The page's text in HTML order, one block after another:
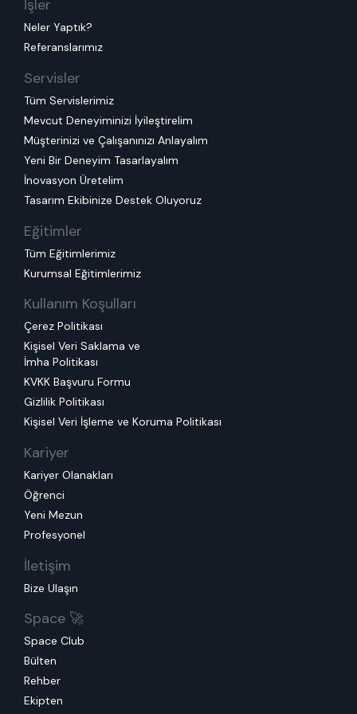
İşler
Neler Yaptık?
Referanslarımız
Servisler
Tüm Servislerimiz
Mevcut Deneyiminizi İyileştirelim
Müşterinizi ve Çalışanınızı Anlayalım
Yeni Bir Deneyim Tasarlayalım
İnovasyon Üretelim
Tasarım Ekibinize Destek Oluyoruz
Eğitimler
Tüm Eğitimlerimiz
Kurumsal Eğitimlerimiz
Kullanım Koşulları
Çerez Politikası
Kişisel Veri Saklama ve
İmha Politikası
KVKK Başvuru Formu
Gizlilik Politikası
Kişisel Veri İşleme ve Koruma Politikası
Kariyer
Kariyer Olanakları
Öğrenci
Yeni Mezun
Profesyonel
İletişim
Bize Ulaşın
Space 🚀
Space Club
Bülten
Rehber
Ekipten